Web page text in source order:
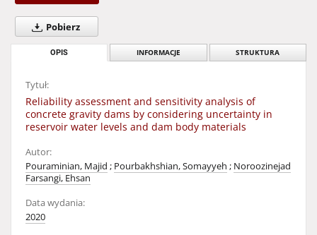
Pobierz
OPIS INFORMACJE STRUKTURA
Tytuł:
Reliability assessment and sensitivity analysis of
concrete gravity dams by considering uncertainty in
reservoir water levels and dam body materials
Autor:
Pouraminian, Majid ; Pourbakhshian, Somayyeh ; Noroozinejad
Farsangi, Ehsan
Data wydania:
2020